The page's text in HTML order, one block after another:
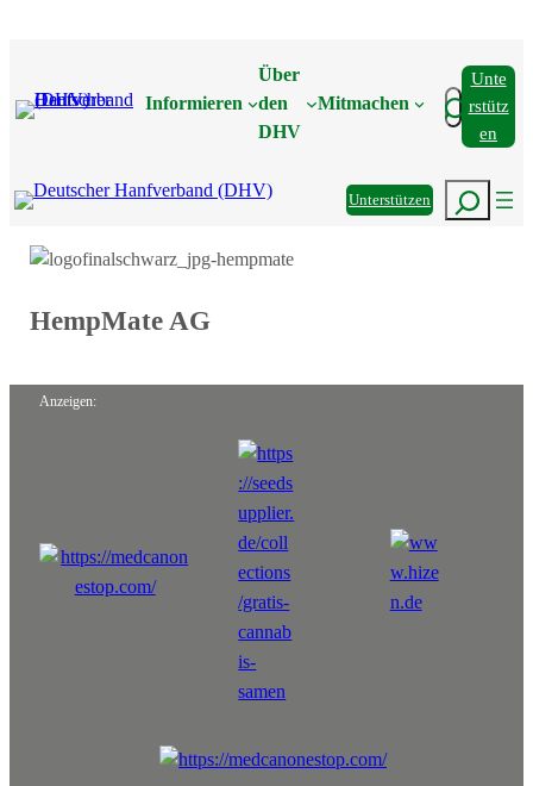
Informieren
Über
den
DHV
Mitmachen Suchen
Unte
Rstütz
En
UnterstützenSuchen
HempMate AG
Anzeigen: